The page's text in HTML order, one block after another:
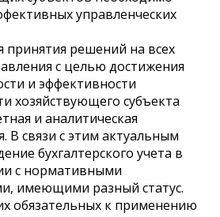
управленческих
принятия решений на всех
с целью достижения
и эффективности
хозяйствующего субъекта
и аналитическая
В связи с этим актуальным
бухгалтерского учета в
с нормативными
имеющими разный статус.
обязательных к применению